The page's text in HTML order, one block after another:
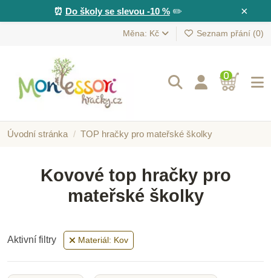
×
⏰ Do školy se slevou -10 %✏️
Měna: Kč Seznam přání (0)
0
Úvodní stránka TOP hračky pro mateřské školky
Kovové top hračky pro
mateřské školky
Aktivní filtry Materiál: Kov